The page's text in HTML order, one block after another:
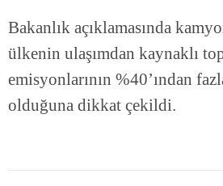
Bakanlık açıklamasında
ülkenin ulaşımdan kaynaklı
emisyonlarının %40’ından
olduğuna dikkat çekildi.